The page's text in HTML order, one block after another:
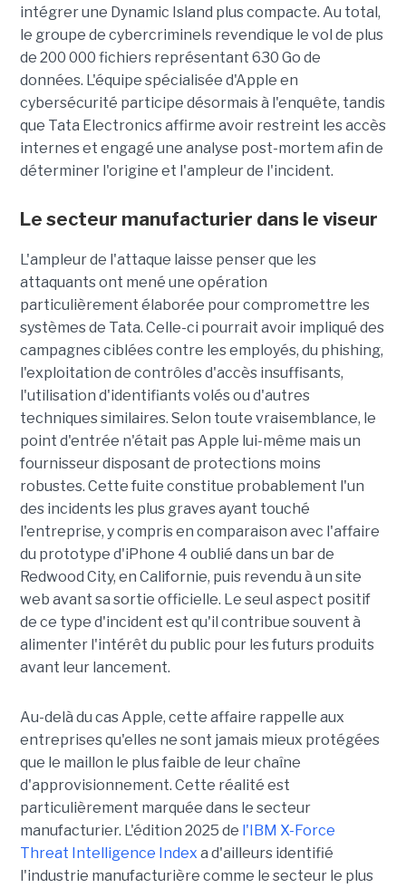
intégrer une Dynamic Island plus compacte. Au total,
le groupe de cybercriminels revendique le vol de plus
de 200 000 fichiers représentant 630 Go de
données. L'équipe spécialisée d'Apple en
cybersécurité participe désormais à l'enquête, tandis
que Tata Electronics affirme avoir restreint les accès
internes et engagé une analyse post-mortem afin de
déterminer l'origine et l'ampleur de l'incident.
Le secteur manufacturier dans le viseur
L'ampleur de l'attaque laisse penser que les
attaquants ont mené une opération
particulièrement élaborée pour compromettre les
systèmes de Tata. Celle-ci pourrait avoir impliqué des
campagnes ciblées contre les employés, du phishing,
l'exploitation de contrôles d'accès insuffisants,
l'utilisation d'identifiants volés ou d'autres
techniques similaires. Selon toute vraisemblance, le
point d'entrée n'était pas Apple lui-même mais un
fournisseur disposant de protections moins
robustes. Cette fuite constitue probablement l'un
des incidents les plus graves ayant touché
l'entreprise, y compris en comparaison avec l'affaire
du prototype d'iPhone 4 oublié dans un bar de
Redwood City, en Californie, puis revendu à un site
web avant sa sortie officielle. Le seul aspect positif
de ce type d'incident est qu'il contribue souvent à
alimenter l'intérêt du public pour les futurs produits
avant leur lancement.
Au-delà du cas Apple, cette affaire rappelle aux
entreprises qu'elles ne sont jamais mieux protégées
que le maillon le plus faible de leur chaîne
d'approvisionnement. Cette réalité est
particulièrement marquée dans le secteur
manufacturier. L'édition 2025 de l'IBM X-Force
Threat Intelligence Index a d'ailleurs identifié
l'industrie manufacturière comme le secteur le plus